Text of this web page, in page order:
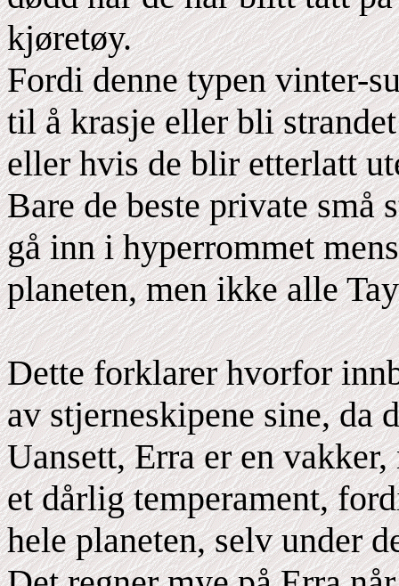
kjøretøy.
Fordi denne typen vinter-
til å krasje eller bli
eller hvis de blir etterlatt
Bare de beste private små
gå inn i hyperrommet
planeten, men ikke alle
Dette forklarer hvorfor
av stjerneskipene sine, da
Uansett, Erra er en
et dårlig temperament,
hele planeten, selv under